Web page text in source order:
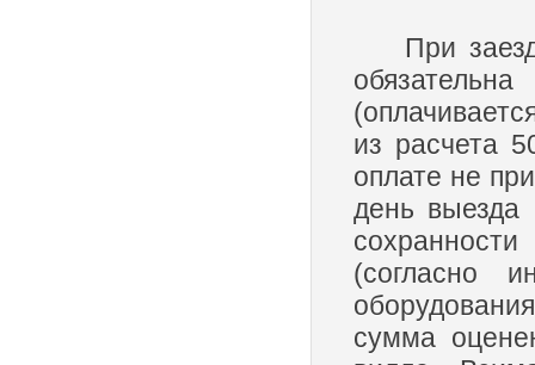
При
из расчета
оплате не
день выезда
(согласно
сумма